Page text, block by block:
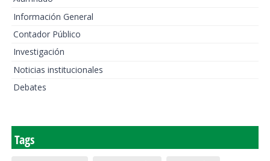
Información General
Contador Público
Investigación
Noticias institucionales
Debates
Tags